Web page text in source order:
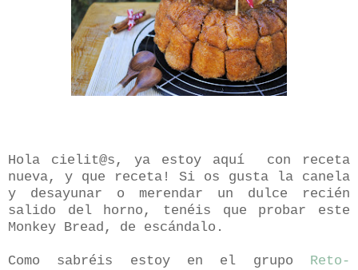
Hola cielit@s, ya estoy aquí
con receta
nueva, y que receta! Si os gusta la canela
y desayunar o merendar un dulce recién
salido del horno, tenéis que probar este
Monkey Bread, de escándalo.
Como sabréis estoy en el grupo Reto-